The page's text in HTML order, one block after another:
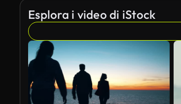
Esplora i video di iStock